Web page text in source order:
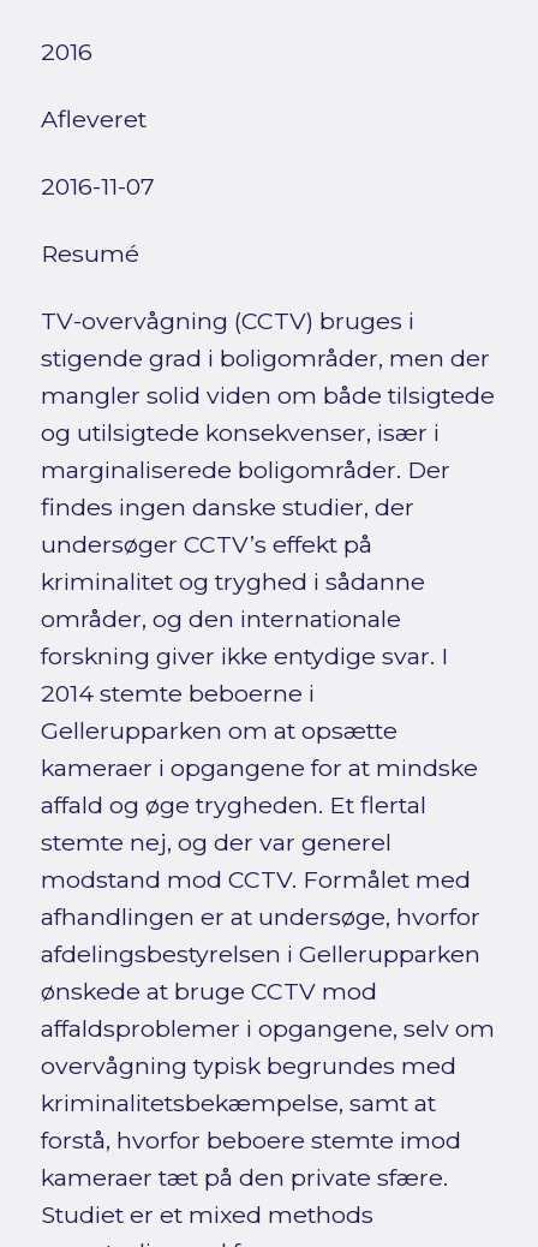
2016
Afleveret
2016-11-07
Resumé
TV-overvågning (CCTV) bruges i
stigende grad i boligområder, men der
mangler solid viden om både tilsigtede
og utilsigtede konsekvenser, især i
marginaliserede boligområder. Der
findes ingen danske studier, der
undersøger CCTV’s effekt på
kriminalitet og tryghed i sådanne
områder, og den internationale
forskning giver ikke entydige svar. I
2014 stemte beboerne i
Gellerupparken om at opsætte
kameraer i opgangene for at mindske
affald og øge trygheden. Et flertal
stemte nej, og der var generel
modstand mod CCTV. Formålet med
afhandlingen er at undersøge, hvorfor
afdelingsbestyrelsen i Gellerupparken
ønskede at bruge CCTV mod
affaldsproblemer i opgangene, selv om
overvågning typisk begrundes med
kriminalitetsbekæmpelse, samt at
forstå, hvorfor beboere stemte imod
kameraer tæt på den private sfære.
Studiet er et mixed methods